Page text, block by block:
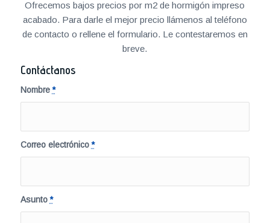
Ofrecemos bajos precios por m2 de hormigón impreso
acabado. Para darle el mejor precio llámenos al teléfono
de contacto o rellene el formulario. Le contestaremos en
breve.
Contáctanos
Nombre*
Correo electrónico*
Asunto*